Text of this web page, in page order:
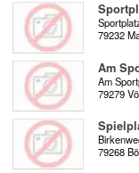
79232
Am
Am
79279
79268